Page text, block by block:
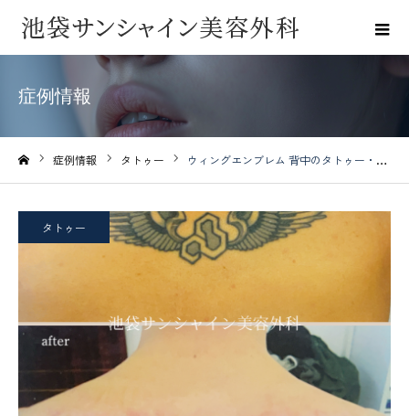
症例情報
症例情報 タトゥー ウィングエンブレム 背中のタトゥー・刺青除去
タトゥー